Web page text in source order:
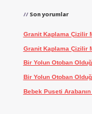
Son yorumlar
Granit Kaplama Çizilir
Granit Kaplama Çizilir
Bir Yolun Otoban
Bir Yolun Otoban
Bebek Puseti